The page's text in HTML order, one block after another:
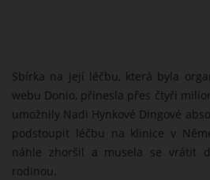
Sbírka na její léčbu, která byla
webu Donio, přinesla přes čtyři
umožnily Nadi Hynkové Dingové
podstoupit léčbu na klinice v
náhle zhoršil a musela se vrátit
rodinou.